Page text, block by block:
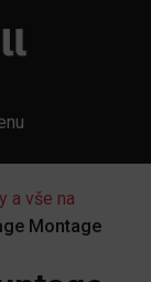
a vše na
Montage